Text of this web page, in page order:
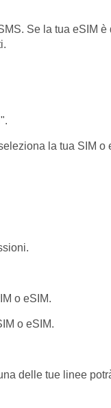
Se la tua eSIM
la tua SIM o
o eSIM.
o eSIM.
delle tue linee